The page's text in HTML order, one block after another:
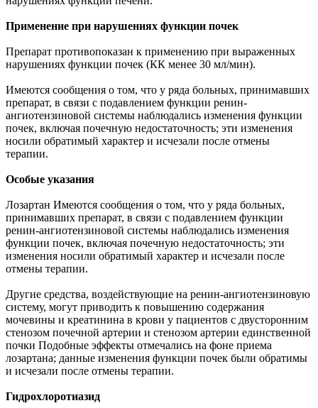
Применение при нарушениях функции почек
Препарат противопоказан к применению при выраженных
нарушениях функции почек (КК менее 30 мл/мин).
Имеются сообщения о том, что у ряда больных, принимавших
препарат, в связи с подавлением функции ренин-
ангиотензиновой системы наблюдались изменения функции
почек, включая почечную недостаточность; эти изменения
носили обратимый характер и исчезали после отмены
терапии.
Особые указания
Лозартан Имеются сообщения о том, что у ряда больных,
принимавших препарат, в связи с подавлением функции
ренин-ангиотензиновой системы наблюдались изменения
функции почек, включая почечную недостаточность; эти
изменения носили обратимый характер и исчезали после
отмены терапии.
Другие средства, воздействующие на ренин-ангиотензиновую
систему, могут приводить к повышению содержания
мочевины и креатинина в крови у пациентов с двусторонним
стенозом почечной артерии и стенозом артерии единственной
почки Подобные эффекты отмечались на фоне приема
лозартана; данные изменения функции почек были обратимы
и исчезали после отмены терапии.
Гидрохлоротиазид